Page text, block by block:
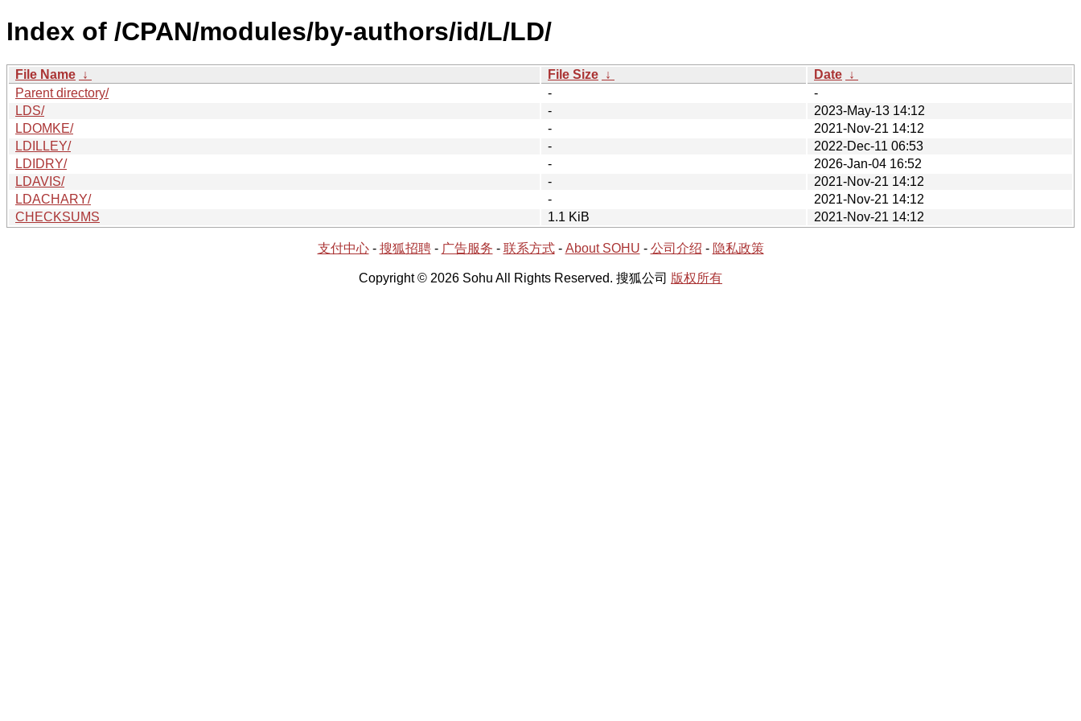
Index of /CPAN/modules/by-authors/id/L/LD/
File Name ↓ File Size ↓ Date ↓
Parent directory/
-
-
LDS/
-
2023-May-13 14:12
LDOMKE/
-
2021-Nov-21 14:12
LDILLEY/
-
2022-Dec-11 06:53
LDIDRY/
-
2026-Jan-04 16:52
LDAVIS/
-
2021-Nov-21 14:12
LDACHARY/
-
2021-Nov-21 14:12
CHECKSUMS
1.1 KiB 2021-Nov-21 14:12
支付中心- 搜狐招聘- 广告服务 - 联系方式- About SOHU - 公司介绍 - 隐私政策
Copyright © 2026 Sohu All Rights Reserved. 搜狐公司 版权所有